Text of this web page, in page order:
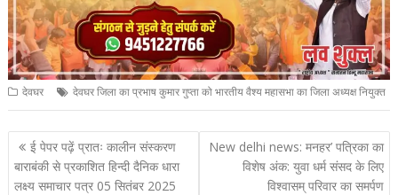
देवघर देवघर जिला का प्रभाष कुमार गुप्ता को भारतीय वैश्य महासभा का जिला अध्यक्ष नियुक्त
Post
navigation
ई पेपर पढ़ें प्रातः कालीन संस्करण
बाराबंकी से प्रकाशित हिन्दी दैनिक धारा
लक्ष्य समाचार पत्र 05 सितंबर 2025
New delhi news: मनहर’ पत्रिका का
विशेष अंक: युवा धर्म संसद के लिए
विश्वासम् परिवार का समर्पण